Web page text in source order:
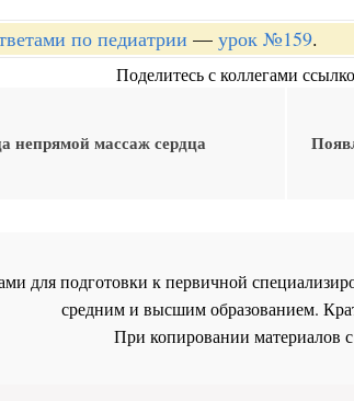
по педиатрии — урок №159.
Поделитесь с коллегами
непрямой массаж сердца
для подготовки к первичной
средним и высшим образованием.
При копировании материалов